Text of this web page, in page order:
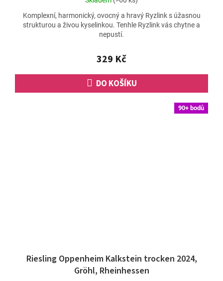
produktu
je
5,0
5
hvězdiček.
329 Kč
DO KOŠÍKU
Komplexní, harmonický, ovocný a hravý Ryzlink s úžasnou
strukturou a živou kyselinkou. Tenhle Ryzlink vás chytne a
nepustí.
90+ bodů
Riesling Oppenheim Kalkstein trocken 2024,
Gröhl, Rheinhessen